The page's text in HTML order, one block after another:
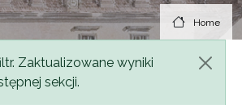
Home
Zaktualizowane wyniki
sekcji.